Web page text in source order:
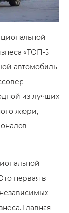
«ТОП-5
автомобиль
из лучших
жюри,
первая в
Главная